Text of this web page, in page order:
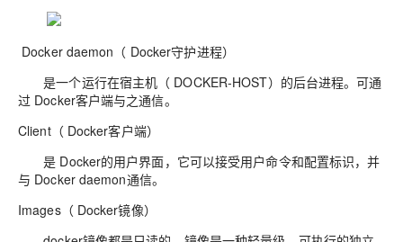
Docker daemon （ Docker守护进程）
是一个运行在宿主机（ DOCKER-HOST）的后台进程。可通
过 Docker客户端与之通信。
Client（ Docker客户端）
是 Docker的用户界面，它可以接受用户命令和配置标识，并
与 Docker daemon通信。
Images（ Docker镜像）